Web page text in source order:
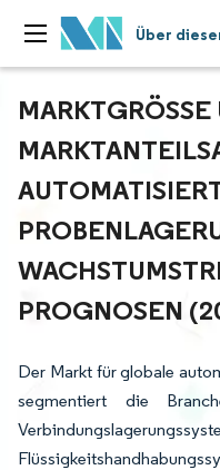
Über
MARKTGRÖSSE
ROGNOSEN
Der Markt für globale
segmentiert die